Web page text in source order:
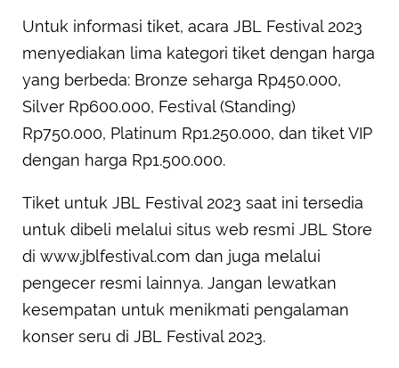
Untuk informasi tiket, acara JBL Festival 2023
menyediakan lima kategori tiket dengan harga
yang berbeda: Bronze seharga Rp450.000,
Silver Rp600.000, Festival (Standing)
Rp750.000, Platinum Rp1.250.000, dan tiket VIP
dengan harga Rp1.500.000.
Tiket untuk JBL Festival 2023 saat ini tersedia
untuk dibeli melalui situs web resmi JBL Store
di www.jblfestival.com dan juga melalui
pengecer resmi lainnya. Jangan lewatkan
kesempatan untuk menikmati pengalaman
konser seru di JBL Festival 2023.